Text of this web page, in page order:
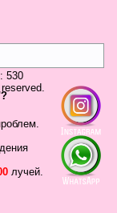
530
лучей.